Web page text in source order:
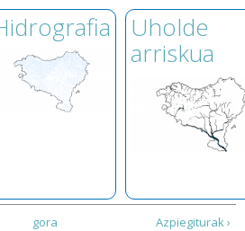
Uholde
arriskua
gora Azpiegiturak ›